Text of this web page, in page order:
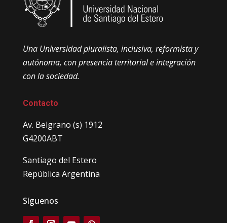
Una Universidad pluralista, inclusiva, reformista y
autónoma, con presencia territorial e integración
con la sociedad.
Contacto
Av. Belgrano (s) 1912
G4200ABT
Santiago del Estero
República Argentina
Síguenos